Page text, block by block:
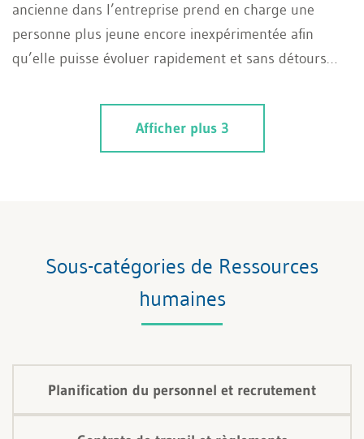
ancienne dans l’entreprise prend en charge une
personne plus jeune encore inexpérimentée afin
qu’elle puisse évoluer rapidement et sans détours
Reverse Mentoring, cela fonctionne dans l’autre sens:
le Junior coache le Senior sur des thématiques dans
lesquelles le jeune en connaît plus que l’ancien.
Afficher plus 3
Sous-catégories de Ressources
humaines
Planification du personnel et recrutement